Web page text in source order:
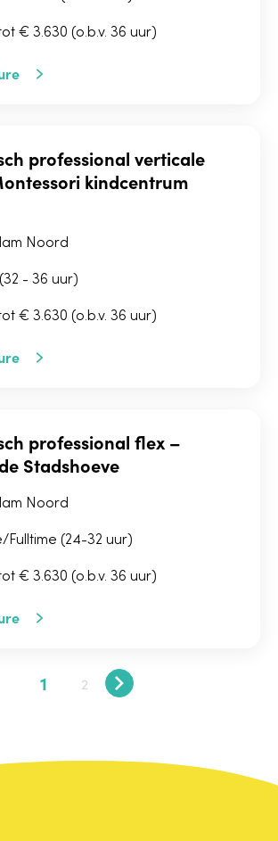
€ 3.630 (o.b.v. 36 uur)
professional verticale
kindcentrum
Noord
- 36 uur)
€ 3.630 (o.b.v. 36 uur)
professional flex –
Stadshoeve
Noord
Fulltime (24-32 uur)
€ 3.630 (o.b.v. 36 uur)
1 2